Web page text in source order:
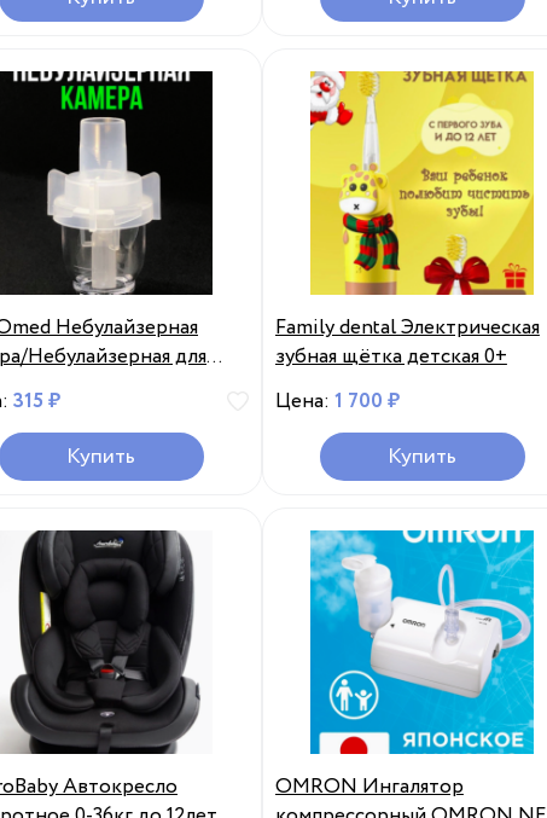
Небулайзерная
Небулайзерная для
ингалятора/
315 ₽
Купить
Family dental Электрическая
зубная щётка детская 0+
Цена: 1 700 ₽
Купить
Автокресло
OMRON Ингалятор